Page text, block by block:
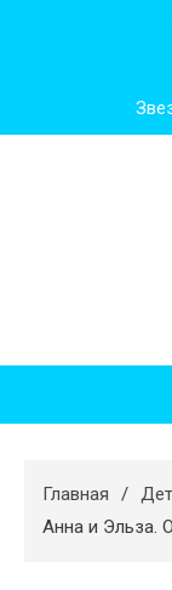
Худеем
Главная
Анна и Эльза.